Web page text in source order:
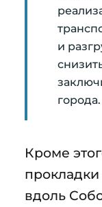
и
города.
Кроме
вдоль